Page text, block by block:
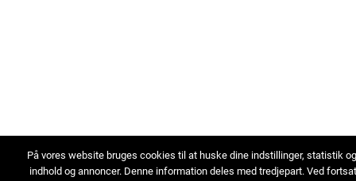
På vores website bruges cookies til at huske dine indstillinger, statistik
indhold og annoncer. Denne information deles med tredjepart. Ved